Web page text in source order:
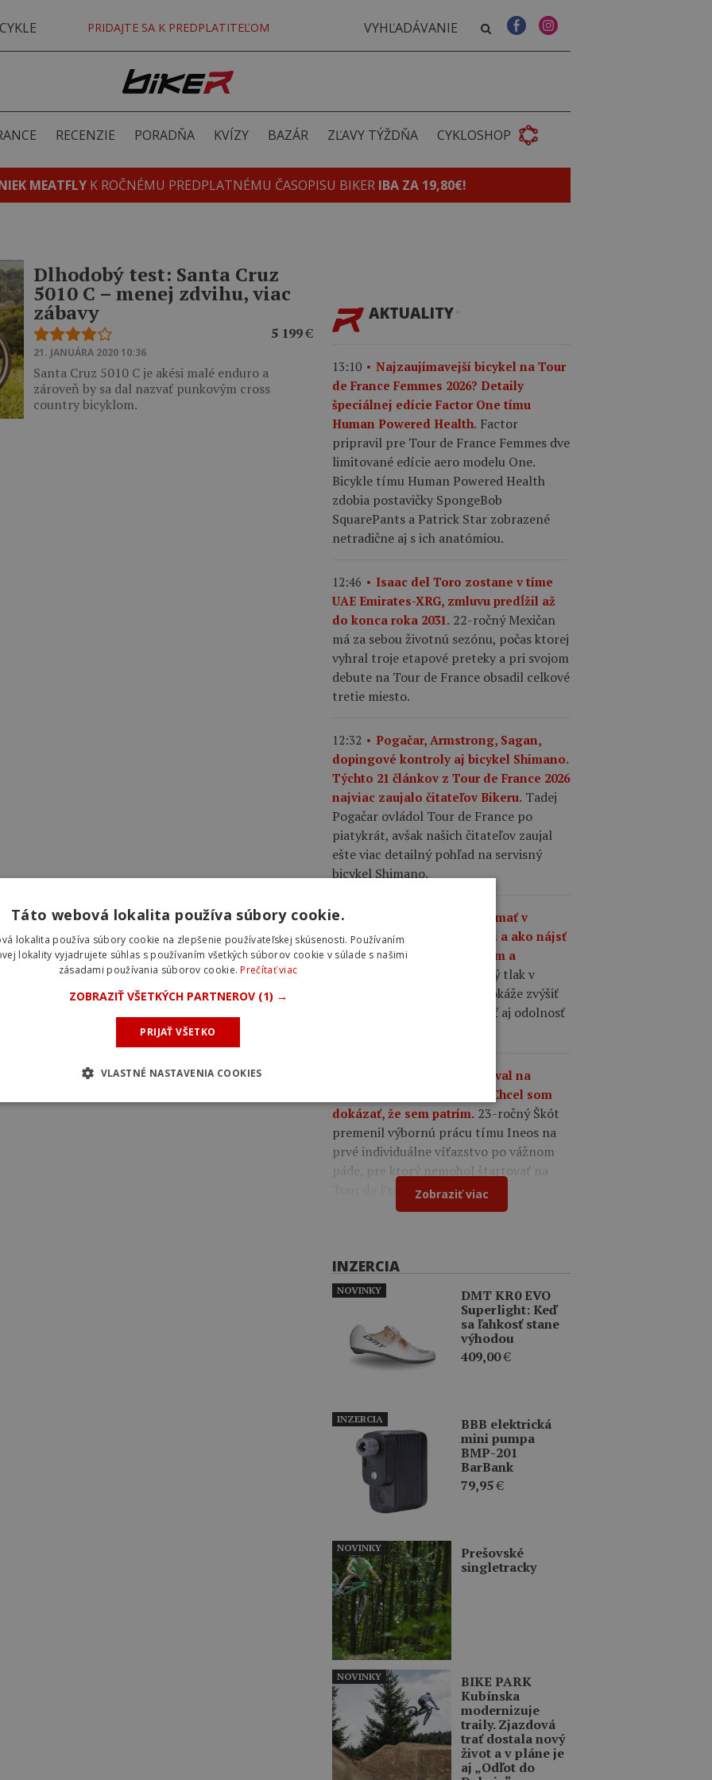
PRIDAJTE SA K PREDPLATITEĽOM
RECENZIE PORADŇA KVÍZY BAZÁR ZĽAVY TÝŽDŇA CYKLOSHOP
MEATFLY K ROČNÉMU PREDPLATNÉMU ČASOPISU BIKER IBA ZA 19,80€!
Dlhodobý test: Santa Cruz
5010 C – menej zdvihu, viac
zábavy
5 199€
21. JANUÁRA 2020 10:36
Santa Cruz 5010 C je akési malé enduro a
zároveň by sa dal nazvať punkovým cross
country bicyklom.
AKTUALITY
13:10
Najzaujímavejší bicykel na Tour
de France Femmes 2026? Detaily
špeciálnej edície Factor One tímu
Human Powered Health. Factor
pripravil pre Tour de France Femmes dve
limitované edície aero modelu One.
Bicykle tímu Human Powered Health
zdobia postavičky SpongeBob
SquarePants a Patrick Star zobrazené
netradične aj s ich anatómiou.
12:46
Isaac del Toro zostane v tíme
UAE Emirates-XRG, zmluvu predĺžil až
do konca roka 2031. 22-ročný Mexičan
má za sebou životnú sezónu, počas ktorej
vyhral troje etapové preteky a pri svojom
debute na Tour de France obsadil celkové
tretie miesto.
12:32
Pogačar, Armstrong, Sagan,
dopingové kontroly aj bicykel Shimano.
Týchto 21 článkov z Tour de France 2026
najviac zaujalo čitateľov Bikeru. Tadej
Pogačar ovládol Tour de France po
piatykrát, avšak našich čitateľov zaujal
ešte viac detailný pohľad na servisný
bicykel Shimano.
10:01
Aký tlak by ste mali mať v
plášťoch na cestnom bicykli a ako nájsť
rovnováhu medzi komfortom a
Správne zvolený tlak v
plášťoch cestného bicykla dokáže zvýšiť
rýchlosť, komfort, priľnavosť aj odolnosť
Oscar Onley triumfoval na
pretekoch Okolo Burgosu: Chcel som
dokázať, že sem patrím. 23-ročný Škót
premenil výbornú prácu tímu Ineos na
prvé individuálne víťazstvo po vážnom
páde, pre ktorý nemohol štartovať na
Tour de France.Zobraziť viac
INZERCIA
DMT KR0 EVO
Superlight: Keď
sa ľahkosť stane
výhodou
409,00€
NOVINKY
BBB elektrická
mini pumpa
BMP-201
BarBank
79,95€
INZERCIA
Prešovské
singletracky
NOVINKY
BIKE PARK
Kubínska
modernizuje
traily. Zjazdová
trať dostala nový
život a v pláne je
aj „Odľot do
NOVINKY
Táto webová lokalita používa súbory cookie.
lokalita používa súbory cookie na zlepšenie používateľskej skúsenosti. Používaním
lokality vyjadrujete súhlas s používaním všetkých súborov cookie v súlade s našimi
zásadami používania súborov cookie.Prečítať viac
ZOBRAZIŤ VŠETKÝCH PARTNEROV (1) →
PRIJAŤ VŠETKO
VLASTNÉ NASTAVENIA COOKIES